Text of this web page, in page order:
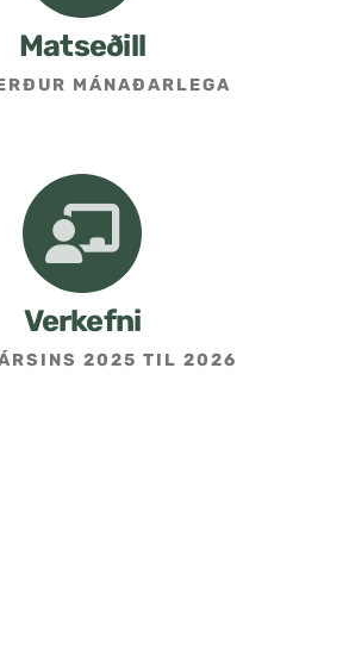
Matseðill
MÁNAÐARLEGA
Verkefni
2025 TIL 2026